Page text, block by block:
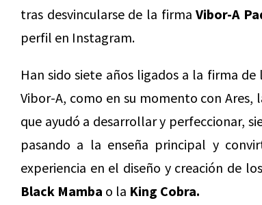
tras desvincularse de la firmaVibor-A
perfil en Instagram.
Han sido siete años ligados a la firma
Vibor-A, como en su momento con
que ayudó a desarrollar y perfeccionar,
pasando a la enseña principal y
experiencia en el diseño y creación de
Black Mamba o la King Cobra.